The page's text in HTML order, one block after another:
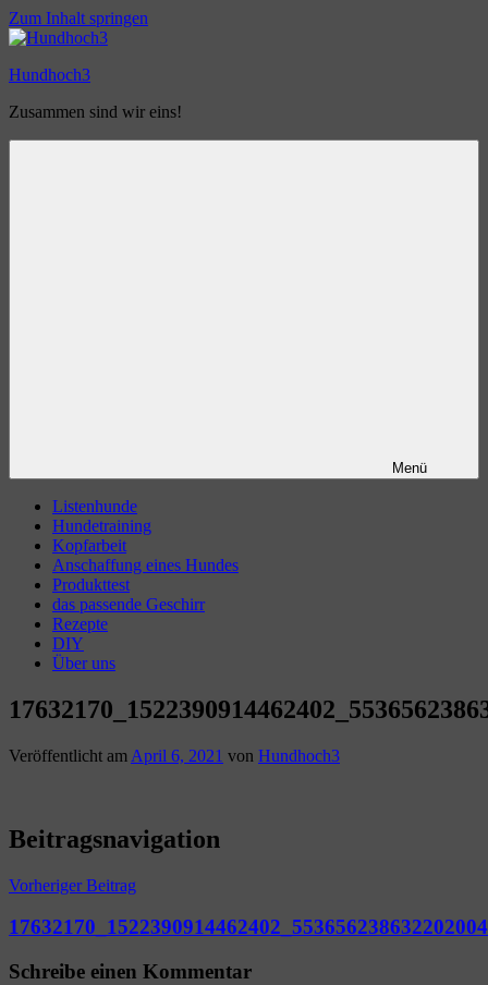
Zum Inhalt springen
Hundhoch3
Zusammen sind wir eins!
Menü
Listenhunde
Hundetraining
Kopfarbeit
Anschaffung eines Hundes
Produkttest
das passende Geschirr
Rezepte
DIY
Über uns
Veröffentlicht am April 6, 2021 von Hundhoch3
Beitragsnavigation
Vorheriger Beitrag
Schreibe einen Kommentar